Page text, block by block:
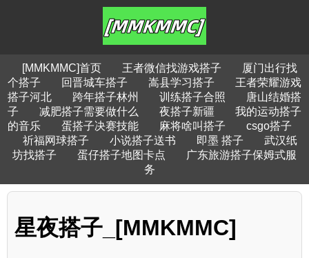
[MMKMMC]首页 王者微信找游戏搭子
厦门出行找
个搭子
回晋城车搭子 嵩县学习搭子
王者荣耀游戏
搭子河北
跨年搭子林州 训练搭子合照
唐山结婚搭
子
减肥搭子需要做什么 夜搭子新疆
我的运动搭子
的音乐
蛋搭子决赛技能 麻将啥叫搭子
csgo搭子
祈福网球搭子
小说搭子送书 即墨 搭子
武汉纸
坊找搭子
蛋仔搭子地图卡点
广东旅游搭子保姆式服
务
星夜搭子_[MMKMMC]